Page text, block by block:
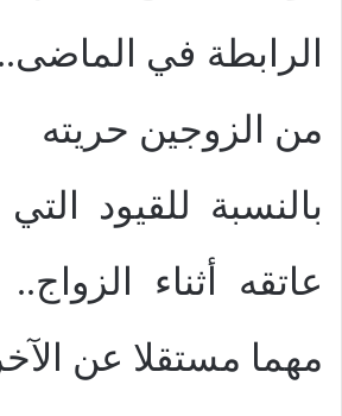
الرابطة في
من الزوجين حريته
بالنسبة للقيود
عاتقه أثناء
مهما مستقلا عن